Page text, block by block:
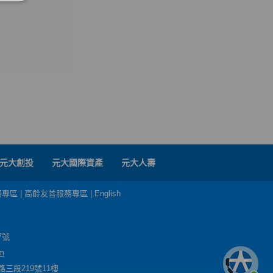
元大創投 元大國際資產 元大人壽
區 高齡友善服務專區 English
號
三段219號11樓